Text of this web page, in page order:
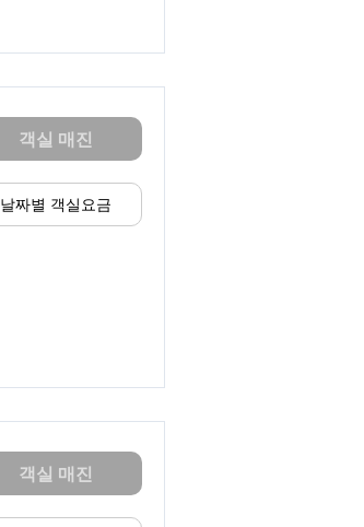
객실 매진
날짜별 객실요금
객실 매진